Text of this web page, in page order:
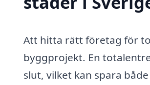
Att hitta rätt företag för
byggprojekt. En
slut, vilket kan spara